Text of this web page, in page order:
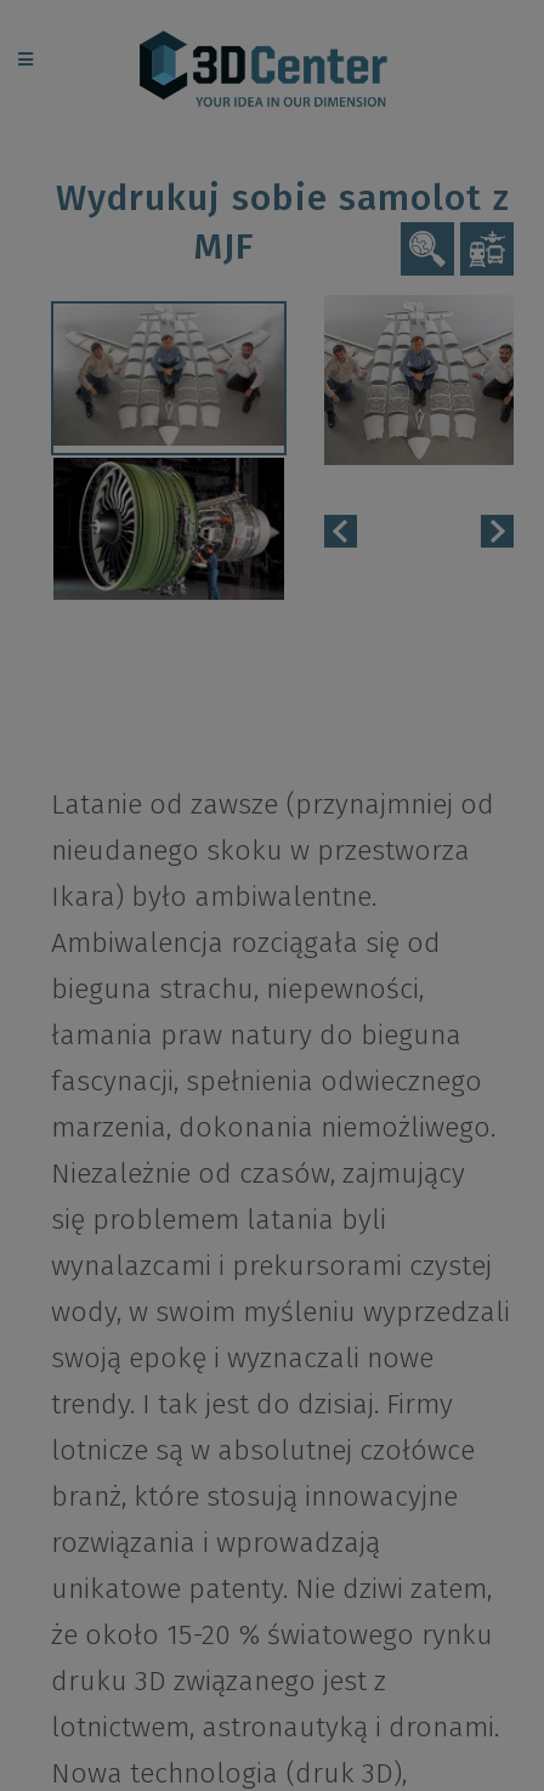
Wydrukuj sobie samolot z
MJF
Latanie od zawsze (przynajmniej od
nieudanego skoku w przestworza
Ikara) było ambiwalentne.
Ambiwalencja rozciągała się od
bieguna strachu, niepewności,
łamania praw natury do bieguna
fascynacji, spełnienia odwiecznego
marzenia, dokonania niemożliwego.
Niezależnie od czasów, zajmujący
się problemem latania byli
wynalazcami i prekursorami czystej
wody, w swoim myśleniu wyprzedzali
swoją epokę i wyznaczali nowe
trendy. I tak jest do dzisiaj. Firmy
lotnicze są w absolutnej czołówce
branż, które stosują innowacyjne
rozwiązania i wprowadzają
unikatowe patenty. Nie dziwi zatem,
że około 15-20 % światowego rynku
druku 3D związanego jest z
lotnictwem, astronautyką i dronami.
Nowa technologia (druk 3D),